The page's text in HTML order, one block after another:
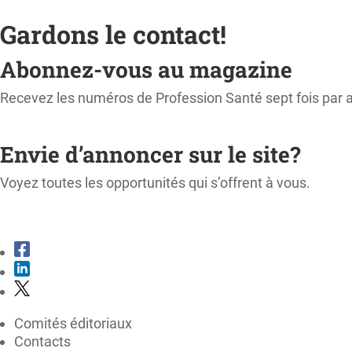
Gardons le contact!
Abonnez-vous au magazine
Recevez les numéros de Profession Santé sept fois par
Envie d’annoncer sur le site?
Voyez toutes les opportunités qui s’offrent à vous.
Comités éditoriaux
Contacts